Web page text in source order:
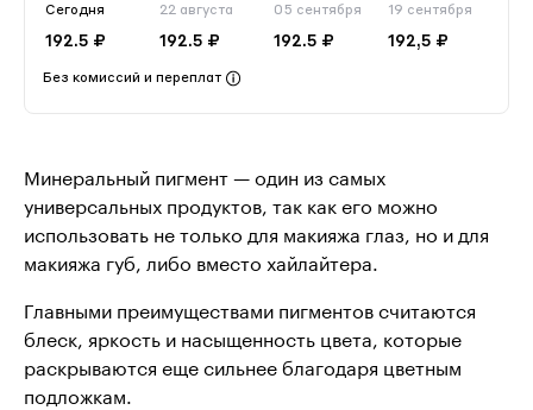
Сегодня
192.5 ₽
22 августа
192.5 ₽
05 сентября
192.5 ₽
19 сентября
192,5 ₽
Без комиссий и переплат
Минеральный пигмент — один из самых
универсальных продуктов, так как его можно
использовать не только для макияжа глаз, но и для
макияжа губ, либо вместо хайлайтера.
Главными преимуществами пигментов считаются
блеск, яркость и насыщенность цвета, которые
раскрываются еще сильнее благодаря цветным
подложкам.